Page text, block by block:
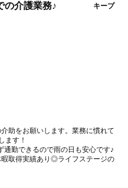
介護業務♪
キープ
助をお願いします。業務に慣れて
ます！
勤できるので雨の日も安心です♪
取得実績あり◎ライフステージの